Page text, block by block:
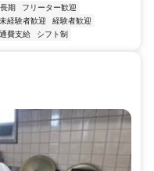
長期
フリーター歓迎
未経験者歓迎
経験者歓迎
費支給 シフト制